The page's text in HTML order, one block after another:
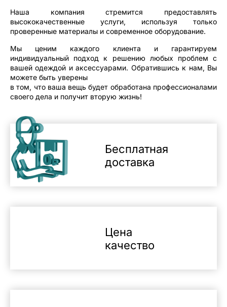
Наша компания стремится предоставлять
высококачественные услуги, используя только
проверенные материалы и современное оборудование.
Мы ценим каждого клиента и гарантируем
индивидуальный подход к решению любых проблем с
вашей одеждой и аксессуарами. Обратившись к нам, Вы
можете быть уверены
в том, что ваша вещь будет обработана профессионалами
своего дела и получит вторую жизнь!
Бесплатная
доставка
Цена
качество